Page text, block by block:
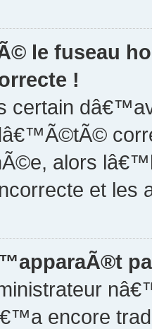
le fuseau
!
certain
alors
et les
encore